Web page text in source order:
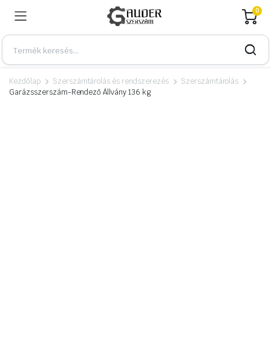
0
Kezdőlap Szerszámtárolás és rendszerezés
Szerszámtárolás
Garázsszerszám-Rendező Állvány 136 kg